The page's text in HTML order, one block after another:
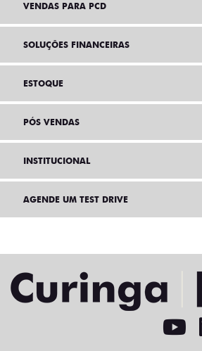
VENDAS PARA PCD
SOLUÇÕES FINANCEIRAS
ESTOQUE
PÓS VENDAS
INSTITUCIONAL
AGENDE UM TEST DRIVE